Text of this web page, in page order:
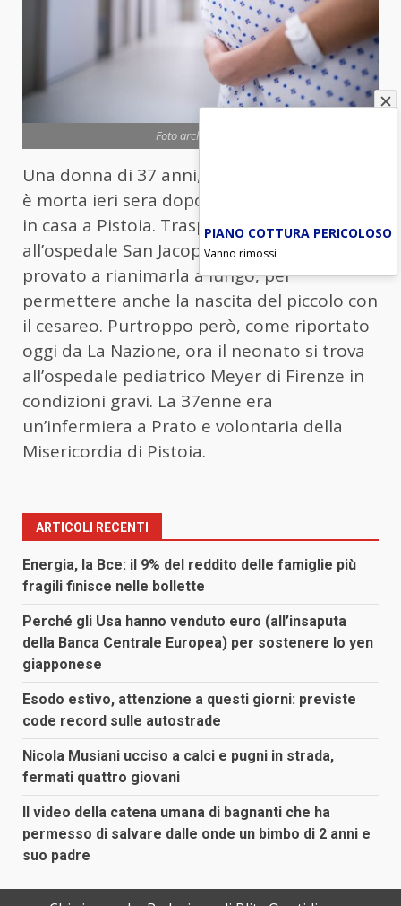
Foto archivio Ansa
Una donna di 37 anni, incinta di otto mesi,
è morta ieri sera dopo essersi sentita male
in casa a Pistoia. Trasporta d’urgenza
all’ospedale San Jacopo, i medici hanno
provato a rianimarla a lungo, per
permettere anche la nascita del piccolo con
il cesareo. Purtroppo però, come riportato
oggi da La Nazione, ora il neonato si trova
all’ospedale pediatrico Meyer di Firenze in
condizioni gravi. La 37enne era
un’infermiera a Prato e volontaria della
Misericordia di Pistoia.
ARTICOLI RECENTI
Energia, la Bce: il 9% del reddito delle famiglie più
fragili finisce nelle bollette
Perché gli Usa hanno venduto euro (all’insaputa
della Banca Centrale Europea) per sostenere lo yen
giapponese
Esodo estivo, attenzione a questi giorni: previste
code record sulle autostrade
Nicola Musiani ucciso a calci e pugni in strada,
fermati quattro giovani
Il video della catena umana di bagnanti che ha
permesso di salvare dalle onde un bimbo di 2 anni e
suo padre
PIANO COTTURA PERICOLOSO
Vanno rimossi